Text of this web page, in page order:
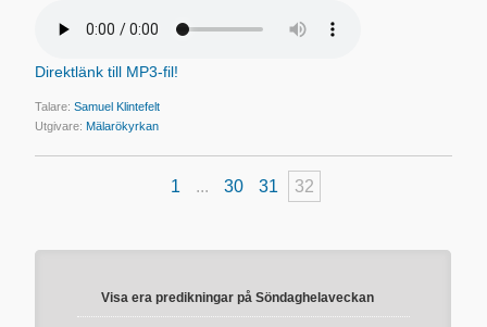
Direktlänk till MP3-fil!
Talare:Samuel Klintefelt
Utgivare:Mälarökyrkan
1 ... 30 31 32
Visa era predikningar på Söndaghelaveckan